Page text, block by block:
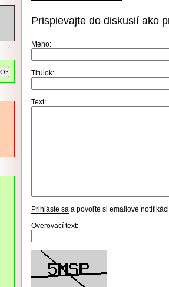
Prispievajte do diskusií ako
Meno:
Titulok:
Text:
Prihláste sa a povoľte si emailové
Overovací text: